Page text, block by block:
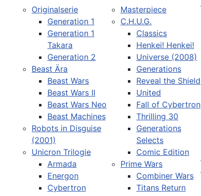
Originalserie
Generation 1
Generation 1
Takara
Generation 2
Beast Ära
Beast Wars
Beast Wars II
Beast Wars Neo
Beast Machines
Robots in Disguise
(2001)
Unicron Trilogie
Armada
Energon
Cybertron
Masterpiece
C.H.U.G.
Classics
Henkei! Henkei!
Universe (2008)
Generations
Reveal the Shield
United
Fall of Cybertron
Thrilling 30
Generations
Selects
Comic Edition
Prime Wars
Combiner Wars
Titans Return
Sprache auswählen